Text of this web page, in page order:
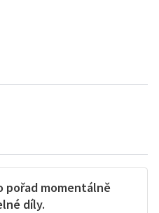
pořad momentálně
díly.